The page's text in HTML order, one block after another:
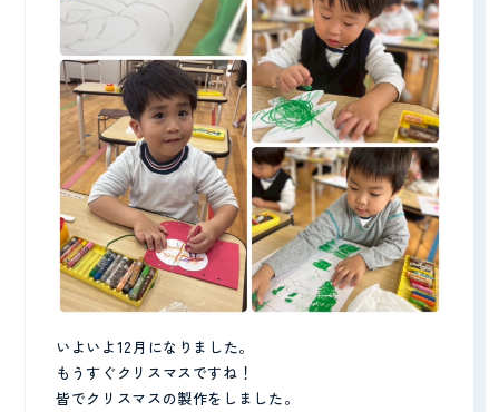
CONTACT
見学予約・お問い合わせ
プライバシーポリシー
いよいよ12月になりました。
もうすぐクリスマスですね！
皆でクリスマスの製作をしました。